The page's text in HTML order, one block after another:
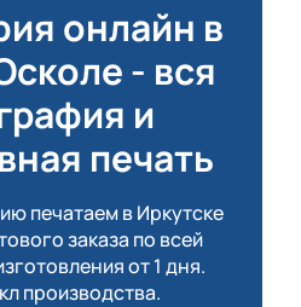
онлайн в
- вся
и
печать
печатаем в Иркутске
заказа по всей
от 1 дня.
производства.